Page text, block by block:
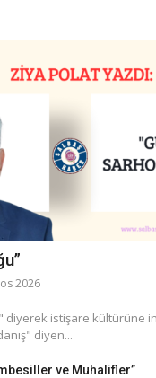
2026
diyerek istişare kültürüne
diyen...
ve Muhalifler”